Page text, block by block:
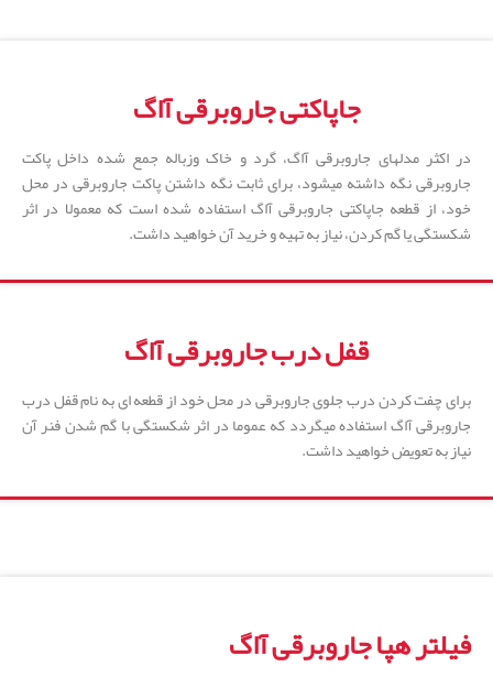
جاپاکتی جاروبرقی آاگ
در اکثر مدلهای جاروبرقی آاگ، گرد و خاک وزباله جمع شده داخل پاکت
جاروبرقی نگه داشته میشود، برای ثابت نگه داشتن پاکت جاروبرقی در محل
خود، از قطعه جاپاکتی جاروبرقی آاگ استفاده شده است که معمولا در اثر
شکستگی یا گم کردن، نیاز به تهیه و خرید آن خواهید داشت.
قفل درب جاروبرقی آاگ
برای چفت کردن درب جلوی جاروبرقی در محل خود از قطعه ای به نام قفل درب
جاروبرقی آاگ استفاده میگردد که عموما در اثر شکستگی با گم شدن فنر آن
نیاز به تعویض خواهید داشت.
فیلتر هپا جاروبرقی آاگ